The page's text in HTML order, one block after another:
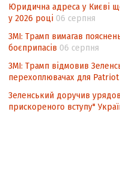
Юридична адреса у Києві
у 2026 році 06 серпня
ЗМІ: Трамп вимагав
боєприпасів 06 серпня
ЗМІ: Трамп відмовив
перехоплювачах для Patriot
Зеленський доручив
прискореного вступу"